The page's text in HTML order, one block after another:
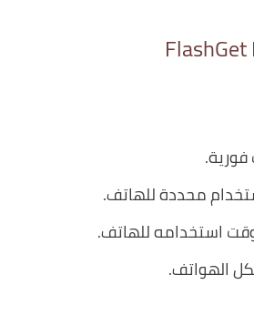
محددة للهاتف.
استخدامه للهاتف.
الهواتف.